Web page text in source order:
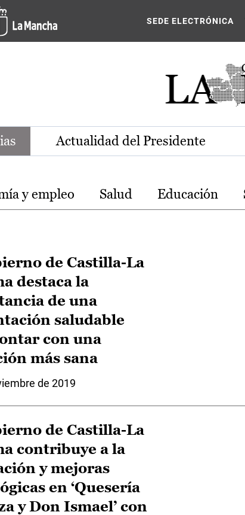
región de Castilla-La
SEDE ELECTRÓNICA
Actualidad del Presidente
y empleo Salud Educación
de Castilla-La
destaca la
de una
saludable
con una
más sana
de 2019
de Castilla-La
contribuye a la
y mejoras
en ‘Quesería
y Don Ismael’ con